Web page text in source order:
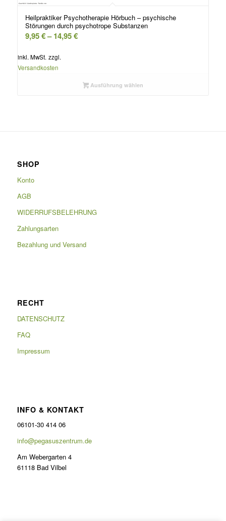
Heilpraktiker Psychotherapie Hörbuch – psychische
Störungen durch psychotrope Substanzen
9,95€–14,95€
inkl. MwSt. zzgl.
Versandkosten
Ausführung wählen
SHOP
Konto
AGB
WIDERRUFSBELEHRUNG
Zahlungsarten
Bezahlung und Versand
RECHT
DATENSCHUTZ
FAQ
Impressum
INFO & KONTAKT
06101-30 414 06
info@pegasuszentrum.de
Am Webergarten 4
61118 Bad Vilbel